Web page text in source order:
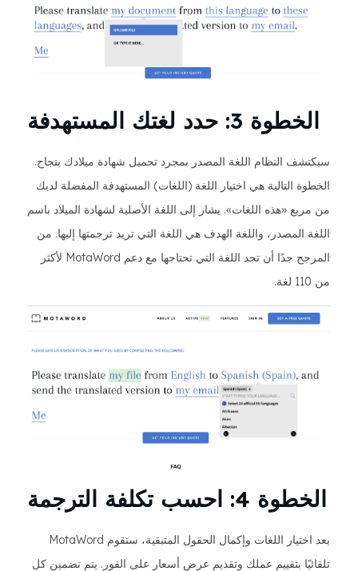
الخطوة 3: حدد لغتك المستهدفة
سيكتشف النظام اللغة المصدر بمجرد تحميل شهادة ميلادك بنجاح.
الخطوة التالية هي اختيار اللغة (اللغات) المستهدفة المفضلة لديك
من مربع «هذه اللغات». يشار إلى اللغة الأصلية لشهادة الميلاد باسم
اللغة المصدر، واللغة الهدف هي اللغة التي تريد ترجمتها إليها. من
المرجح جدًا أن تجد اللغة التي تحتاجها مع دعم MotaWord لأكثر
من 110 لغة.
الخطوة 4: احسب تكلفة الترجمة
بعد اختيار اللغات وإكمال الحقول المتبقية، ستقوم MotaWord
تلقائيًا بتقييم عملك وتقديم عرض أسعار على الفور. يتم تضمين كل